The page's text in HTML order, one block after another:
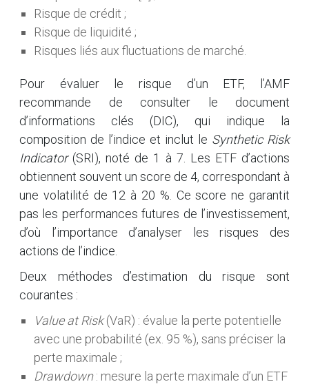
Risque de crédit ;
Risque de liquidité ;
Risques liés aux fluctuations de marché.
Pour évaluer le risque d’un ETF, l’AMF
recommande de consulter le document
d’informations clés (DIC), qui indique la
composition de l’indice et inclut le Synthetic Risk
Indicator(SRI), noté de 1 à 7. Les ETF d’actions
obtiennent souvent un score de 4, correspondant à
une volatilité de 12 à 20 %. Ce score ne garantit
pas les performances futures de l’investissement,
d’où l’importance d’analyser les risques des
actions de l’indice.
Deux méthodes d’estimation du risque sont
courantes :
Value at Risk(VaR) : évalue la perte potentielle
avec une probabilité (ex. 95 %), sans préciser la
perte maximale ;
Drawdown: mesure la perte maximale d’un ETF